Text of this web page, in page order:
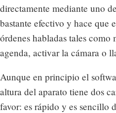
directamente mediante uno
bastante efectivo y hace que
órdenes habladas tales como
agenda, activar la cámara o
Aunque en principio el
altura del aparato tiene dos
favor: es rápido y es sencillo